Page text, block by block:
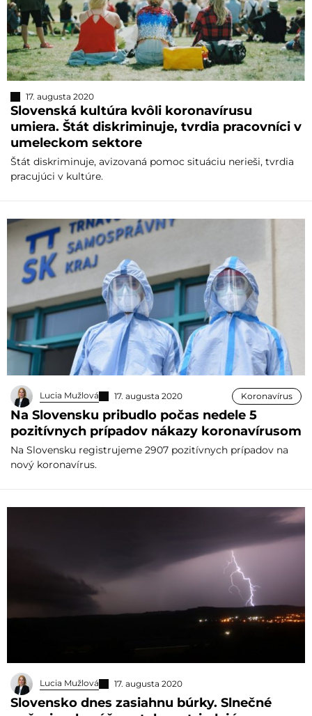
17. augusta 2020
Slovenská kultúra kvôli koronavírusu
umiera. Štát diskriminuje, tvrdia pracovníci v
umeleckom sektore
Štát diskriminuje, avizovaná pomoc situáciu nerieši, tvrdia
pracujúci v kultúre.
Lucia Mužlová 17. augusta 2020 Koronavírus
Na Slovensku pribudlo počas nedele 5
pozitívnych prípadov nákazy koronavírusom
Na Slovensku registrujeme 2907 pozitívnych prípadov na
nový koronavírus.
Lucia Mužlová 17. augusta 2020
Slovensko dnes zasiahnu búrky. Slnečné